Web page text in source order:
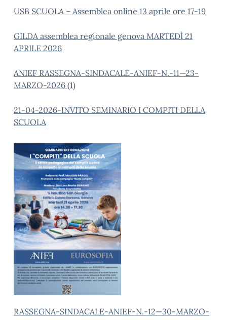
USB SCUOLA – Assemblea online 13 aprile ore 17-19
GILDA assemblea regionale genova MARTEDÌ 21
APRILE 2026
ANIEF RASSEGNA-SINDACALE-ANIEF-N.-11—23-
MARZO-2026 (1)
21-04-2026-INVITO SEMINARIO I COMPITI DELLA
SCUOLA
RASSEGNA-SINDACALE-ANIEF-N.-12—30-MARZO-